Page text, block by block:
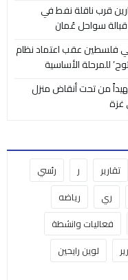
قرب ناقلة نفط في
سواحل عُمان
فلسطين عقب اعتماد نظام
للمرحلة الأساسية
18 شهيداً من تحت أنقاض منزل
غزة
تقارير ر
رئسي
ري
رياضه
فعاليات وانشطة
لوين رايحين